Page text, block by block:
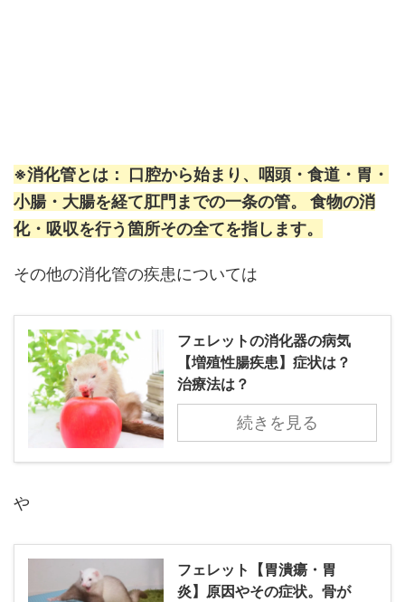
※消化管とは： 口腔から始まり、咽頭・食道・胃・
小腸・大腸を経て肛門までの一条の管。 食物の消
化・吸収を行う箇所その全てを指します。
その他の消化管の疾患については
フェレットの消化器の病気
【増殖性腸疾患】症状は？
治療法は？
続きを見る
や
フェレット【胃潰瘍・胃
炎】原因やその症状。骨が